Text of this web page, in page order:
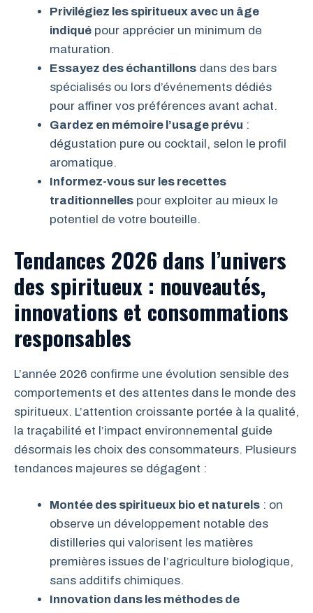
Privilégiez les spiritueux avec un âge
indiqué pour apprécier un minimum de
maturation.
Essayez des échantillons dans des bars
spécialisés ou lors d’événements dédiés
pour affiner vos préférences avant achat.
Gardez en mémoire l’usage prévu :
dégustation pure ou cocktail, selon le profil
aromatique.
Informez-vous sur les recettes
traditionnelles pour exploiter au mieux le
potentiel de votre bouteille.
Tendances 2026 dans l’univers
des spiritueux : nouveautés,
innovations et consommations
responsables
L’année 2026 confirme une évolution sensible des
comportements et des attentes dans le monde des
spiritueux. L’attention croissante portée à la qualité,
la traçabilité et l’impact environnemental guide
désormais les choix des consommateurs. Plusieurs
tendances majeures se dégagent :
Montée des spiritueux bio et naturels : on
observe un développement notable des
distilleries qui valorisent les matières
premières issues de l’agriculture biologique,
sans additifs chimiques.
Innovation dans les méthodes de